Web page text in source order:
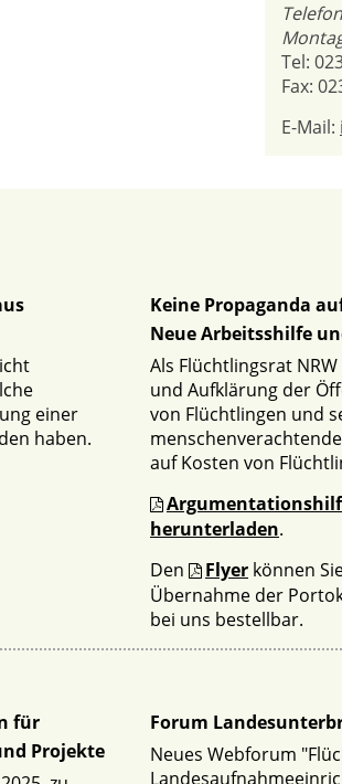
Tel:
Fax:
E-Mail:
einer
haben.
Keine Propaganda
Neue Arbeitsshilfe
Als Flüchtlingsrat
und Aufklärung der
von Flüchtlingen und
auf Kosten von
herunterladen.
Den
Flyer können
Übernahme der
bei uns bestellbar.
für
Projekte
Forum
Neues Webforum